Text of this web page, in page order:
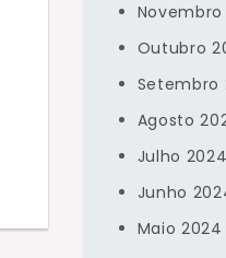
Outubro
Setembro
Agosto
Julho 2024
Junho
Maio 2024